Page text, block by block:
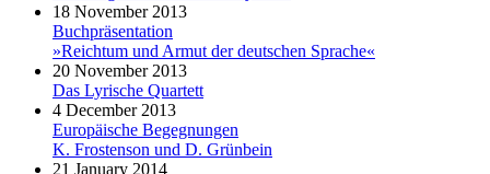
18 November 2013
Buchpräsentation
»Reichtum und Armut der deutschen Sprache«
20 November 2013
Das Lyrische Quartett
4 December 2013
Europäische Begegnungen
K. Frostenson und D. Grünbein
21 January 2014